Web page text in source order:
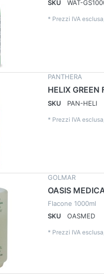
SKU WAT-
* Prezzi IVA
PANTHERA
HELIX GREEN
SKU PAN-HELI
* Prezzi IVA
GOLMAR
OASIS
Flacone 1000ml
SKU
OASMED
* Prezzi IVA